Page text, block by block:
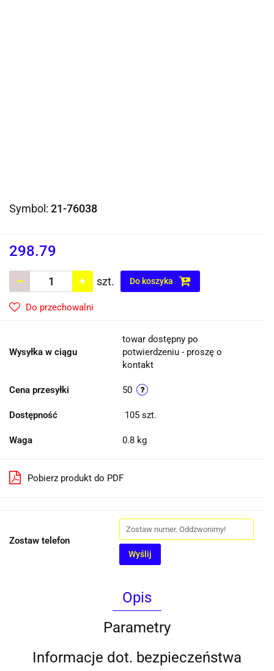
Symbol: 21-76038
298.79
szt. Do koszyka
Do przechowalni
Wysyłka w ciągu
towar dostępny po
potwierdzeniu - proszę o
kontakt
Cena przesyłki 50
Dostępność 105 szt.
Waga 0.8 kg
Pobierz produkt do PDF
Zostaw telefon
Wyślij
Opis
Parametry
Informacje dot. bezpieczeństwa